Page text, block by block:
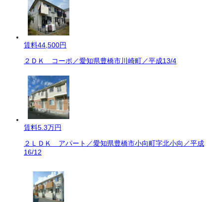
賃料44,500円
２ＤＫ コーポ／愛知県豊橋市川崎町／平成13/4
賃料5.3万円
２ＬＤＫ アパート／愛知県豊橋市小向町字北小向／平成
16/12